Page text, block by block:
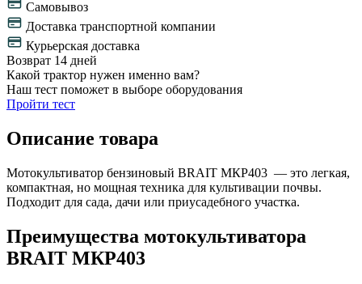
Самовывоз
Доставка транспортной компании
Курьерская доставка
Возврат 14 дней
Какой трактор нужен именно вам?
Наш тест поможет в выборе оборудования
Пройти тест
Описание товара
Мотокультиватор бензиновый BRAIT МКР403 — это легкая,
компактная, но мощная техника для культивации почвы.
Подходит для сада, дачи или приусадебного участка.
Преимущества мотокультиватора
BRAIT МКР403